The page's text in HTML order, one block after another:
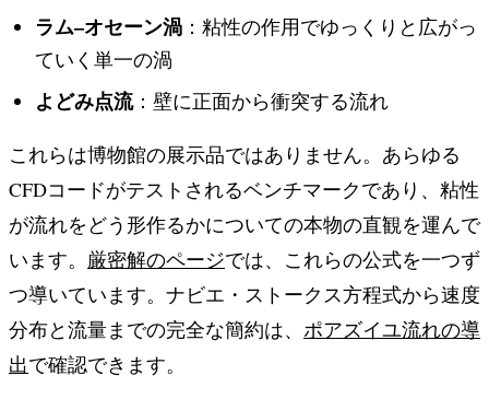
ラム–オセーン渦 ：粘性の作用でゆっくりと広がっ
ていく単一の渦
よどみ点流：壁に正面から衝突する流れ
これらは博物館の展示品ではありません。あらゆる
CFDコードがテストされるベンチマークであり、粘性
が流れをどう形作るかについての本物の直観を運んで
います。 厳密解のページでは、これらの公式を一つず
つ導いています。ナビエ・ストークス方程式から速度
分布と流量までの完全な簡約は、 ポアズイユ流れの導
出で確認できます。